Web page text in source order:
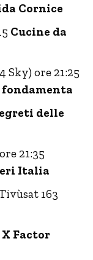
Cornice
Cucine da
Sky) ore 21:25
delle
21:35
Italia
163
X Factor